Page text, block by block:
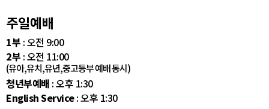
주일예배
1부 : 오전 9:00
2부 : 오전 11:00
(유아,유치,유년,중고등부 예배 동시)
청년부예배 : 오후 1:30
English Service: 오후 1:30